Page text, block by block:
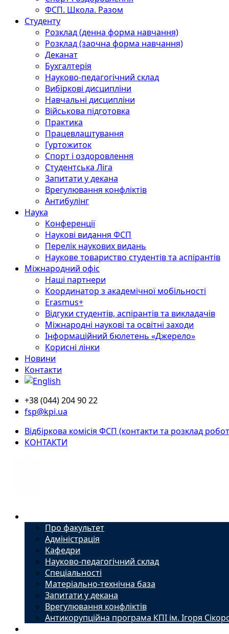
ФСП. Школа. Разом
Студенту
Розклад (денна форма навчання)
Розклад (заочна форма навчання)
Деканат
Бухгалтерія
Науково-педагогічний склад
Вибіркові дисципліни
Навчальні дисципліни
Військова підготовка
Практика
Працевлаштування
Гуртожиток
Спорт і оздоровлення
Студентська Ліга
Запитати у декана
Врегулювання конфліктів
Антибулінг
Наука
Конференції
Наукові видання ФСП
Перелік наукових видань
Наукове товариство студентів та аспірантів
Міжнародний офіс
Наші партнери
Координатор з академічної мобільності
Erasmus+
Відгуки студентів, аспірантів та викладачів
Міжнародні наукові та освітні заходи
Інформаційний бюлетень «Джерело»
Корисні лінки
Новини
Контакти
+38 (044) 204 90 22
fsp@kpi.ua
Відбіркова комісія ФСП (контакти та розклад
КОНТАКТИ
Про факультет
Адміністрація
Кафедри
Науково-педагогічний склад
Спеціальності
Матеріально-технічна база
Запитати у декана
Врегулювання конфліктів
Антикорупційна програма КПІ ім. Ігоря